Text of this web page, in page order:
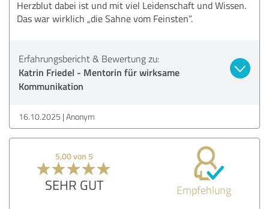
Herzblut dabei ist und mit viel Leidenschaft und Wissen.
Das war wirklich „die Sahne vom Feinsten“.
Erfahrungsbericht & Bewertung zu:
Katrin Friedel - Mentorin für wirksame
Kommunikation
16.10.2025 Anonym
5,00 von 5
SEHR GUT Empfehlung